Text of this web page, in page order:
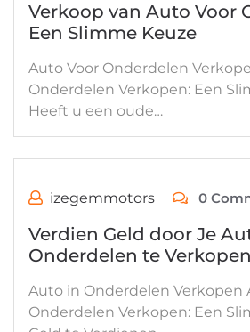
Verkoop van Auto Voor
Een Slimme Keuze
Auto Voor Onderdelen
Onderdelen Verkopen: Een
Heeft u een oude…
izegemmotors 0
Verdien Geld door Je
Onderdelen te Verkopen
Auto in Onderdelen Verkopen
Onderdelen Verkopen: Een